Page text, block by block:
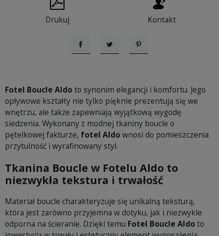
Drukuj Kontakt
UdostępnijTweetujPinterest
Fotel Boucle Aldoto synonim elegancji i komfortu. Jego
opływowe kształty nie tylko pięknie prezentują się we
wnętrzu, ale także zapewniają wyjątkową wygodę
siedzenia. Wykonany z modnej tkaniny boucle o
pętelkowej fakturze, fotel Aldownosi do pomieszczenia
przytulność i wyrafinowany styl.
Tkanina Boucle w Fotelu Aldo to
niezwykła tekstura i trwałość
Materiał boucle charakteryzuje się unikalną teksturą,
która jest zarówno przyjemna w dotyku, jak i niezwykle
odporna na ścieranie. Dzięki temu Fotel Boucle Aldoto